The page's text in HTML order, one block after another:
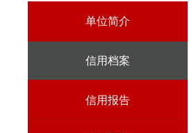
单位简介
信用档案
信用报告